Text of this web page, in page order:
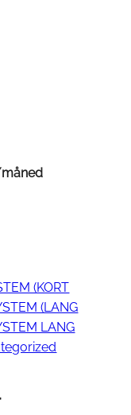
(KORT
(LANG
LANG